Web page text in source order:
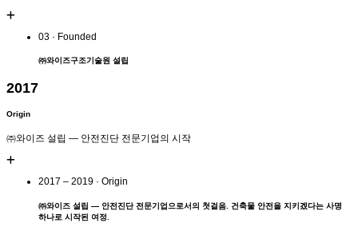
03 · Founded
㈜와이즈구조기술원 설립
2017
Origin
㈜와이즈 설립 — 안전진단 전문기업의 시작
2017 – 2019 · Origin
㈜와이즈 설립 — 안전진단 전문기업으로서의 첫걸음. 건축물 안전을 지키겠다는 사명
하나로 시작된 여정.